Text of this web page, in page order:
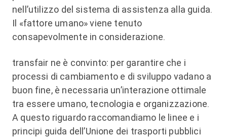
nell’utilizzo del sistema di assistenza alla guida.
Il «fattore umano» viene tenuto
consapevolmente in considerazione.
transfair ne è convinto: per garantire che i
processi di cambiamento e di sviluppo vadano a
buon fine, è necessaria un’interazione ottimale
tra essere umano, tecnologia e organizzazione.
A questo riguardo raccomandiamo le linee e i
principi guida dell’Unione dei trasporti pubblici